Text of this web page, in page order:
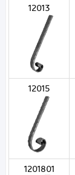
12013
12015
1201801